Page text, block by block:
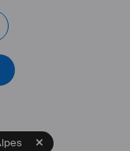
connaissances
en toute sécurité.
Photo et Chef(fe)
épauler.
et disponible pour